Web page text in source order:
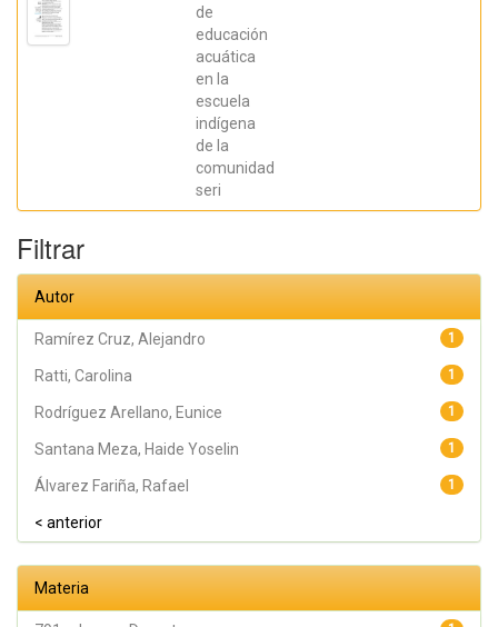
de
educación
acuática
en la
escuela
indígena
de la
comunidad
seri
Ramírez Cruz,
Granados,
Filtrar
Autor
1
Ramírez Cruz, Alejandro
1
Ratti, Carolina
1
Rodríguez Arellano, Eunice
1
Santana Meza, Haide Yoselin
1
Álvarez Fariña, Rafael
< anterior
Materia